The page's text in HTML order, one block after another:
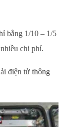
bằng 1/10 – 1/5
chi phí.
điện tử thông